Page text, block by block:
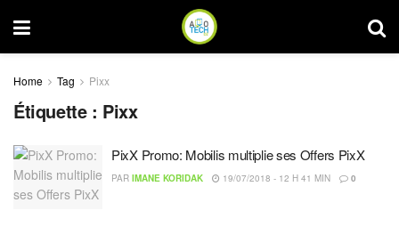
Home Tag Pixx
Étiquette : Pixx
PixX Promo: Mobilis multiplie ses Offers PixX
PAR IMANE KORIDAK 19/07/2018 - 12 H 41 MIN 0